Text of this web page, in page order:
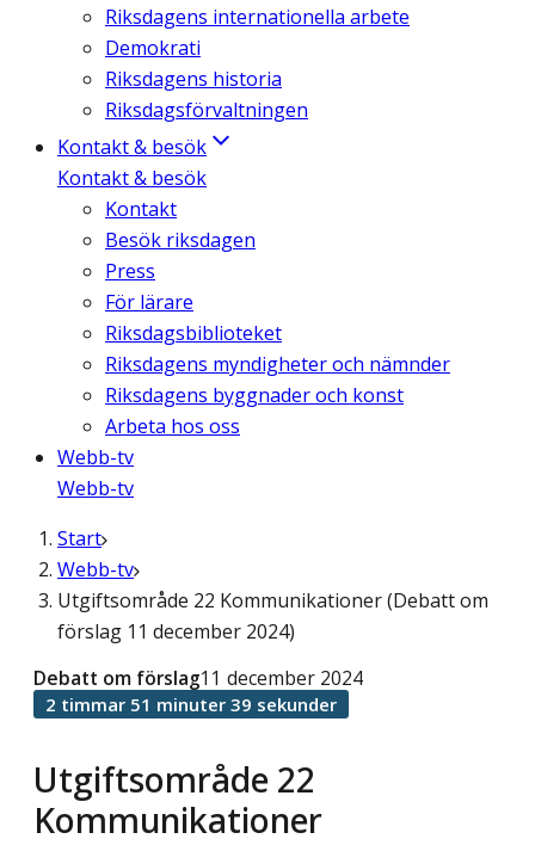
Riksdagens internationella arbete
Demokrati
Riksdagens historia
Riksdagsförvaltningen
Kontakt & besök
Kontakt & besök
Kontakt
Besök riksdagen
Press
För lärare
Riksdagsbiblioteket
Riksdagens myndigheter och nämnder
Riksdagens byggnader och konst
Arbeta hos oss
Webb-tv
Webb-tv
Start
Webb-tv
Utgiftsområde 22 Kommunikationer (Debatt om
förslag 11 december 2024)
Utgiftsområde 22
Kommunikationer
Debatt om förslag11 december 2024
2 timmar 51 minuter 39 sekunder